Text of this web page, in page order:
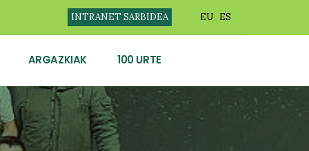
INTRANET SARBIDEA EU ES
ARGAZKIAK 100 URTE